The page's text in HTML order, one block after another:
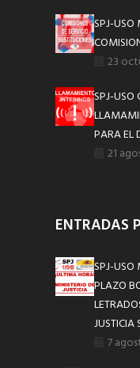
SPJ-
23
SPJ-USO
PARA EL
21
ENTRADAS
SPJ-
PLAZO
JUSTICIA
7